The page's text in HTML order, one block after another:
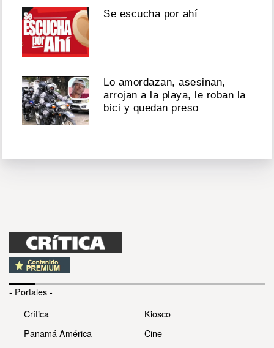
Se escucha por ahí
Lo amordazan, asesinan,
arrojan a la playa, le roban la
bici y quedan preso
- Portales -
Crítica
Panamá América
Kiosco
Cine